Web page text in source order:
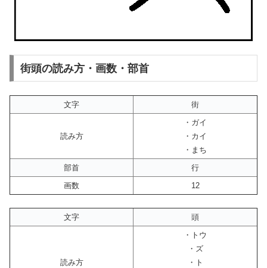
街頭の読み方・画数・部首
文字 街
読み方
・ガイ
・カイ
・まち
部首
行
画数
12
文字 頭
読み方
・トウ
・ズ
・ト